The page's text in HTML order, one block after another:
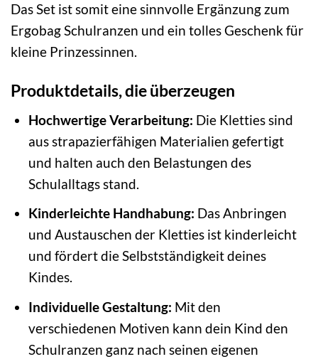
Das Set ist somit eine sinnvolle Ergänzung zum
Ergobag Schulranzen und ein tolles Geschenk für
kleine Prinzessinnen.
Produktdetails, die überzeugen
Hochwertige Verarbeitung: Die Kletties sind
aus strapazierfähigen Materialien gefertigt
und halten auch den Belastungen des
Schulalltags stand.
Kinderleichte Handhabung: Das Anbringen
und Austauschen der Kletties ist kinderleicht
und fördert die Selbstständigkeit deines
Kindes.
Individuelle Gestaltung: Mit den
verschiedenen Motiven kann dein Kind den
Schulranzen ganz nach seinen eigenen